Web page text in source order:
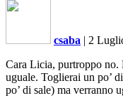
csaba | 2
Cara Licia, purtroppo no.
uguale. Toglierai un po’
po’ di sale) ma verranno